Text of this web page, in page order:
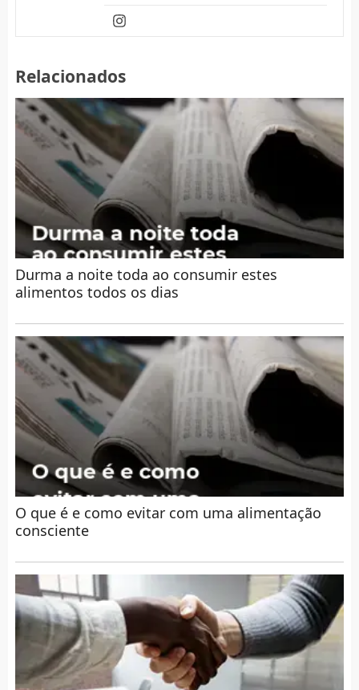
Relacionados
Durma a noite toda ao consumir estes
alimentos todos os dias
O que é e como evitar com uma alimentação
consciente